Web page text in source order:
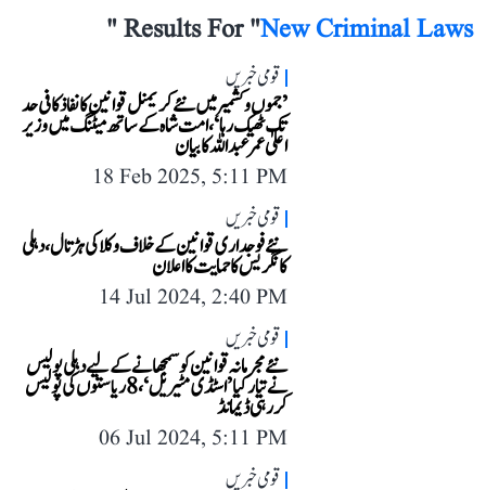
Results For "New Criminal Laws
"
قومی خبریں
’جموں و کشمیر میں نئے کریمنل قوانین کا نفاذ کافی حد
تک ٹھیک رہا‘، امت شاہ کے ساتھ میٹنگ میں وزیر
اعلیٰ عمر عبداللہ کا بیان
18 Feb 2025, 5:11 PM
قومی خبریں
نئے فوجداری قوانین کے خلاف وکلا کی ہڑتال، دہلی
کانگریس کا حمایت کا اعلان
14 Jul 2024, 2:40 PM
قومی خبریں
نئے مجرمانہ قوانین کو سمجھانے کے لیے دہلی پولیس
نے تیار کیا ’اسٹڈی مٹیریل‘، 8 ریاستوں کی پولیس
کر رہی ڈیمانڈ
06 Jul 2024, 5:11 PM
قومی خبریں